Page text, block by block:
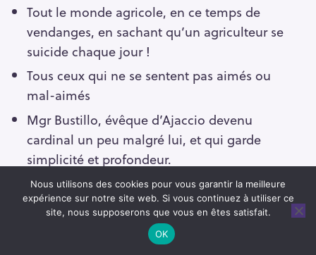
Tout le monde agricole, en ce temps de
vendanges, en sachant qu’un agriculteur se
suicide chaque jour !
Tous ceux qui ne se sentent pas aimés ou
mal-aimés
Mgr Bustillo, évêque d’Ajaccio devenu
cardinal un peu malgré lui, et qui garde
simplicité et profondeur.
Notre Père
Bénédiction et envoi
Nous utilisons des cookies pour vous garantir la meilleure
expérience sur notre site web. Si vous continuez à utiliser ce
site, nous supposerons que vous en êtes satisfait.
OK